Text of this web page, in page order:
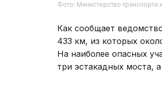
Фото: Министерство транспорта
Как сообщает
433 км, из которых
На наиболее опасных
три эстакадных моста,